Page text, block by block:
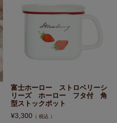
富士ホーロー ストロベリーシ
リーズ ホーロー フタ付 角
型ストックポット
¥3,300 税込